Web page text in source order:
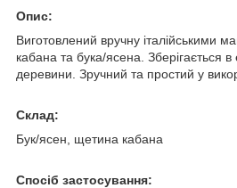
Опис:
Виготовлений вручну італійськими
кабана та бука/ясена. Зберігається в
деревини. Зручний та простий у
Склад:
Бук/ясен, щетина кабана
Спосіб застосування: